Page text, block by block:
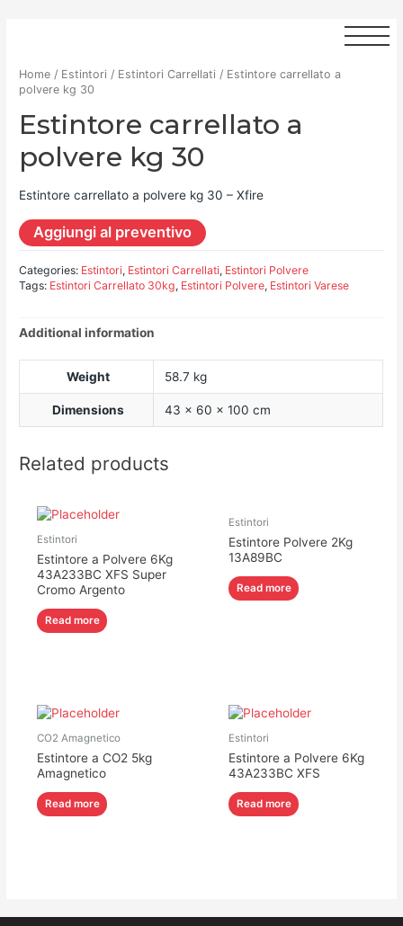
Home / Estintori / Estintori Carrellati / Estintore carrellato a
polvere kg 30
Estintore carrellato a
polvere kg 30
Estintore carrellato a polvere kg 30 – Xfire
Aggiungi al preventivo
Categories: Estintori, Estintori Carrellati, Estintori Polvere
Tags: Estintori Carrellato 30kg, Estintori Polvere, Estintori Varese
Additional information
Weight 58.7 kg
Dimensions 43 × 60 × 100 cm
Related products
Estintori
Estintore a Polvere 6Kg
43A233BC XFS Super
Cromo Argento
Read more
Estintori
Estintore Polvere 2Kg
13A89BC
Read more
CO2 Amagnetico
Estintore a CO2 5kg
Amagnetico
Read more
Estintori
Estintore a Polvere 6Kg
43A233BC XFS
Read more